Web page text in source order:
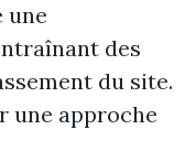
une
des
du site.
une approche